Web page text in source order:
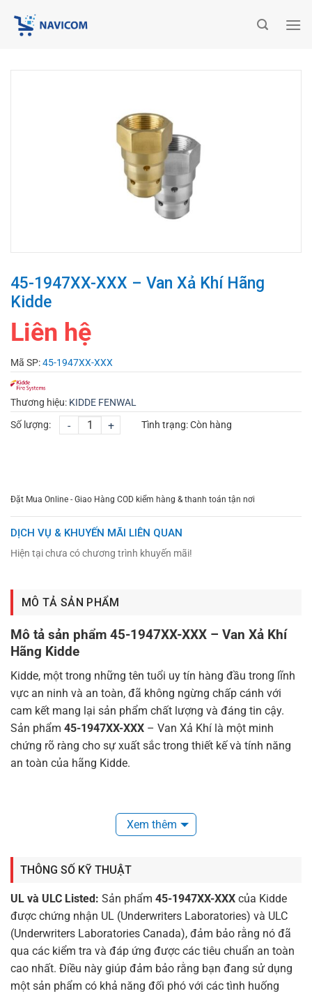
45-1947XX-XXX – Van Xả Khí Hãng
Kidde
Liên hệ
Mã SP:45-1947XX-XXX
Thương hiệu: KIDDE FENWAL
Số lượng:
- + Tình trạng:Còn hàng
Đặt Mua Online - Giao Hàng COD kiểm hàng & thanh toán tận nơi
DỊCH VỤ & KHUYẾN MÃI LIÊN QUAN
Hiện tại chưa có chương trình khuyến mãi!
MÔ TẢ SẢN PHẨM
Mô tả sản phẩm 45-1947XX-XXX – Van Xả Khí
Hãng Kidde
Kidde, một trong những tên tuổi uy tín hàng đầu trong lĩnh
vực an ninh và an toàn, đã không ngừng chấp cánh với
cam kết mang lại sản phẩm chất lượng và đáng tin cậy.
Sản phẩm 45-1947XX-XXX – Van Xả Khí là một minh
chứng rõ ràng cho sự xuất sắc trong thiết kế và tính năng
an toàn của hãng Kidde.
Xem thêm
THÔNG SỐ KỸ THUẬT
UL và ULC Listed: Sản phẩm 45-1947XX-XXX của Kidde
được chứng nhận UL (Underwriters Laboratories) và ULC
(Underwriters Laboratories Canada), đảm bảo rằng nó đã
qua các kiểm tra và đáp ứng được các tiêu chuẩn an toàn
cao nhất. Điều này giúp đảm bảo rằng bạn đang sử dụng
một sản phẩm có khả năng đối phó với các tình huống